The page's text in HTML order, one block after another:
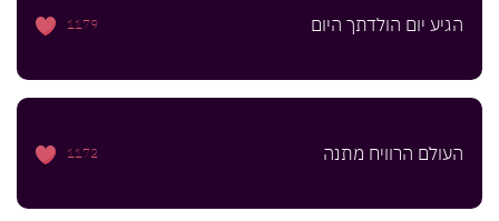
הגיע יום הולדתך היום 1179
העולם הרוויח מתנה 1172